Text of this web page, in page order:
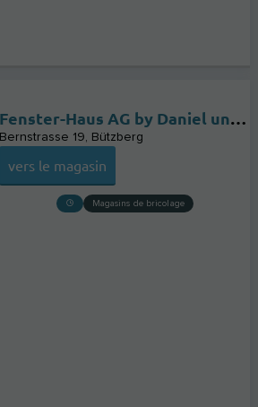
Fenster-Haus AG by Daniel und Rudolf Kohler dein Partner in der Region Oberaargau Emmental
Bernstrasse 19 Bützberg
vers le magasin
Magasins de bricolage